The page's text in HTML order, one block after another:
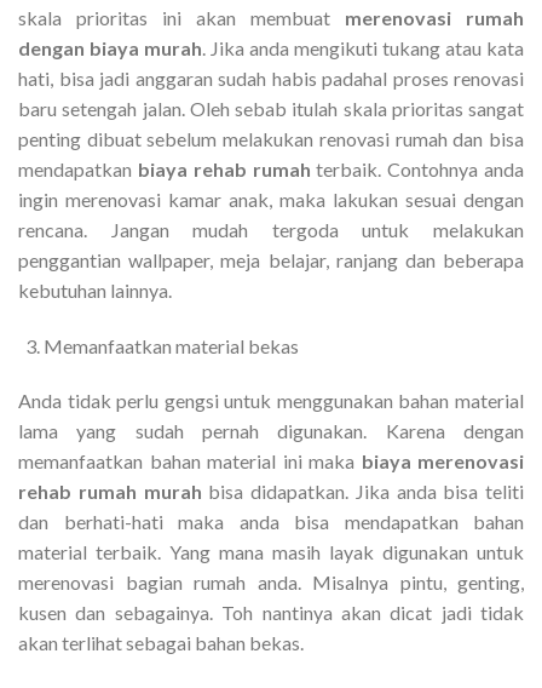
skala prioritas ini akan membuat merenovasi rumah
dengan biaya murah. Jika anda mengikuti tukang atau kata
hati, bisa jadi anggaran sudah habis padahal proses renovasi
baru setengah jalan. Oleh sebab itulah skala prioritas sangat
penting dibuat sebelum melakukan renovasi rumah dan bisa
mendapatkan biaya rehab rumah terbaik. Contohnya anda
ingin merenovasi kamar anak, maka lakukan sesuai dengan
rencana. Jangan mudah tergoda untuk melakukan
penggantian wallpaper, meja belajar, ranjang dan beberapa
kebutuhan lainnya.
Memanfaatkan material bekas
Anda tidak perlu gengsi untuk menggunakan bahan material
lama yang sudah pernah digunakan. Karena dengan
memanfaatkan bahan material ini maka biaya merenovasi
rehab rumah murah bisa didapatkan. Jika anda bisa teliti
dan berhati-hati maka anda bisa mendapatkan bahan
material terbaik. Yang mana masih layak digunakan untuk
merenovasi bagian rumah anda. Misalnya pintu, genting,
kusen dan sebagainya. Toh nantinya akan dicat jadi tidak
akan terlihat sebagai bahan bekas.